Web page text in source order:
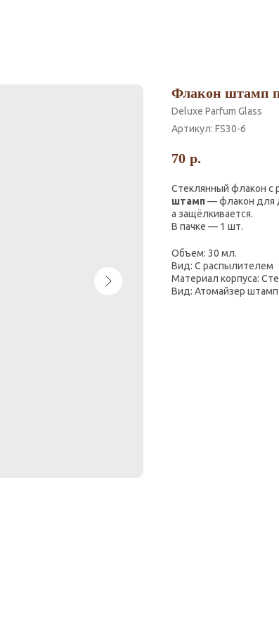
Флакон штамп
Deluxe Parfum Glass
Артикул: FS30-6
70 р.
Стеклянный флакон с
штамп — флакон для
а защёлкивается.
В пачке — 1 шт.
Объем: 30 мл.
Вид: С распылителем
Материал корпуса:
Вид: Атомайзер